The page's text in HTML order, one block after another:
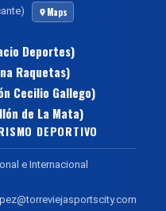
Maps
Deportes)
Raquetas)
Cecilio Gallego)
de La Mata)
DEPORTIVO
e Internacional